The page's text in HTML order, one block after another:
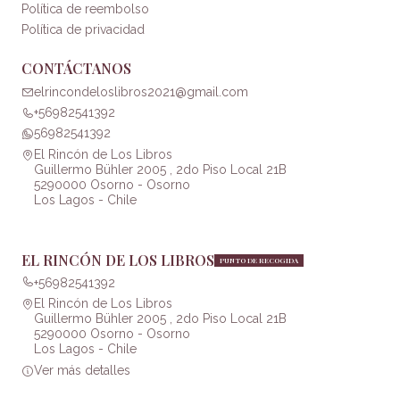
Política de reembolso
Política de privacidad
CONTÁCTANOS
elrincondeloslibros2021@gmail.com
+56982541392
56982541392
El Rincón de Los Libros
Guillermo Bühler 2005 , 2do Piso Local 21B
5290000 Osorno - Osorno
Los Lagos - Chile
EL RINCÓN DE LOS LIBROS PUNTO DE RECOGIDA
+56982541392
El Rincón de Los Libros
Guillermo Bühler 2005 , 2do Piso Local 21B
5290000 Osorno - Osorno
Los Lagos - Chile
Ver más detalles